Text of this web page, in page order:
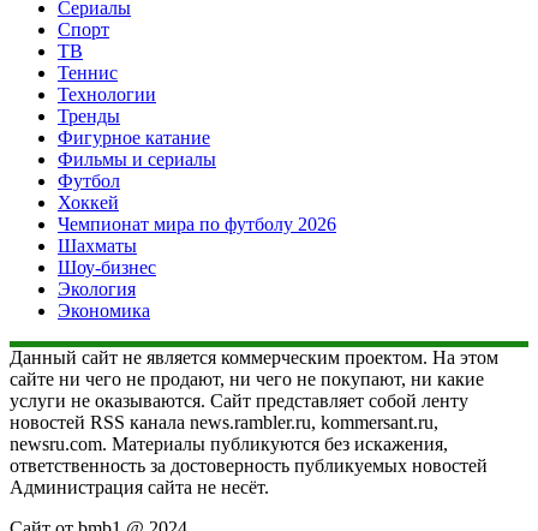
Сериалы
Спорт
ТВ
Теннис
Технологии
Тренды
Фигурное катание
Фильмы и сериалы
Футбол
Хоккей
Чемпионат мира по футболу 2026
Шахматы
Шоу-бизнес
Экология
Экономика
Данный сайт не является коммерческим проектом. На этом
сайте ни чего не продают, ни чего не покупают, ни какие
услуги не оказываются. Сайт представляет собой ленту
новостей RSS канала news.rambler.ru, kommersant.ru,
newsru.com. Материалы публикуются без искажения,
ответственность за достоверность публикуемых новостей
Администрация сайта не несёт.